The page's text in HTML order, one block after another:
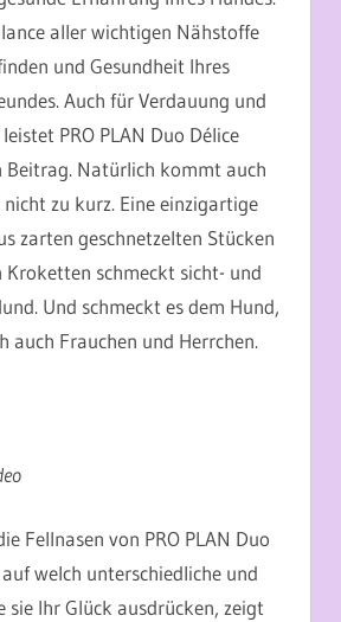
aller wichtigen Nähstoffe
und Gesundheit Ihres
Auch für Verdauung und
PRO PLAN Duo Délice
Beitrag. Natürlich kommt auch
zu kurz. Eine einzigartige
zarten geschnetzelten Stücken
Kroketten schmeckt sicht- und
Und schmeckt es dem Hund,
auch Frauchen und Herrchen.
Fellnasen von PRO PLAN Duo
welch unterschiedliche und
sie Ihr Glück ausdrücken, zeigt